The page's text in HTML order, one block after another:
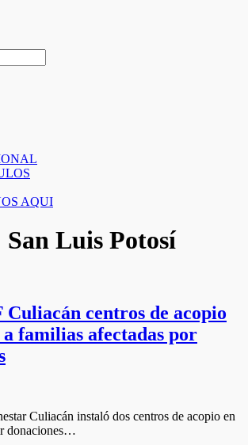
AQUI
San Luis Potosí
centros de acopio
familias afectadas por
Culiacán instaló dos centros de acopio en
donaciones…